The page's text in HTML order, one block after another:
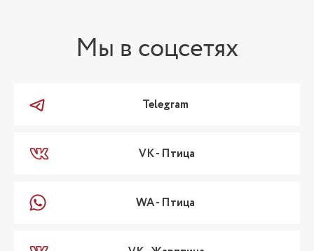
Мы в соцсетях
Telegram
VK - Птица
WA - Птица